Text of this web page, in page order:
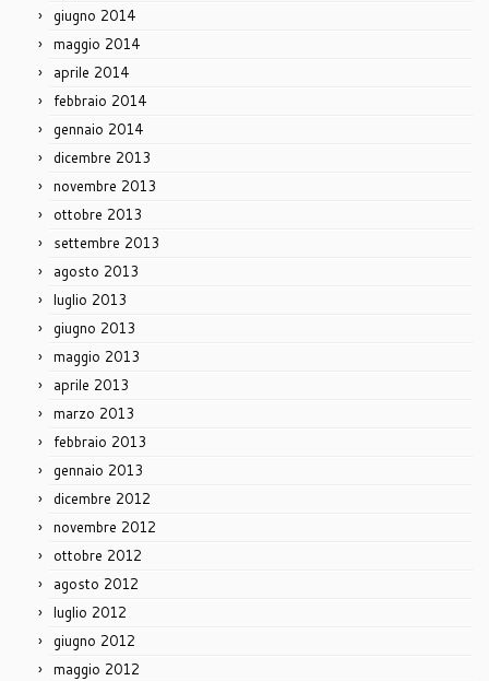
giugno 2014
maggio 2014
aprile 2014
febbraio 2014
gennaio 2014
dicembre 2013
novembre 2013
ottobre 2013
settembre 2013
agosto 2013
luglio 2013
giugno 2013
maggio 2013
aprile 2013
marzo 2013
febbraio 2013
gennaio 2013
dicembre 2012
novembre 2012
ottobre 2012
agosto 2012
luglio 2012
giugno 2012
maggio 2012